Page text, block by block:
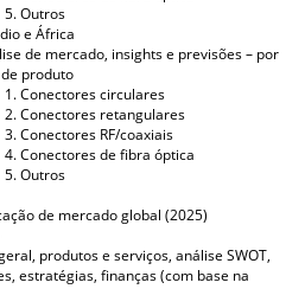
Outros
e África
de mercado, insights e previsões – por
produto
Conectores circulares
Conectores retangulares
Conectores RF/coaxiais
Conectores de fibra óptica
Outros
de mercado global (2025)
produtos e serviços, análise SWOT,
estratégias, finanças (com base na